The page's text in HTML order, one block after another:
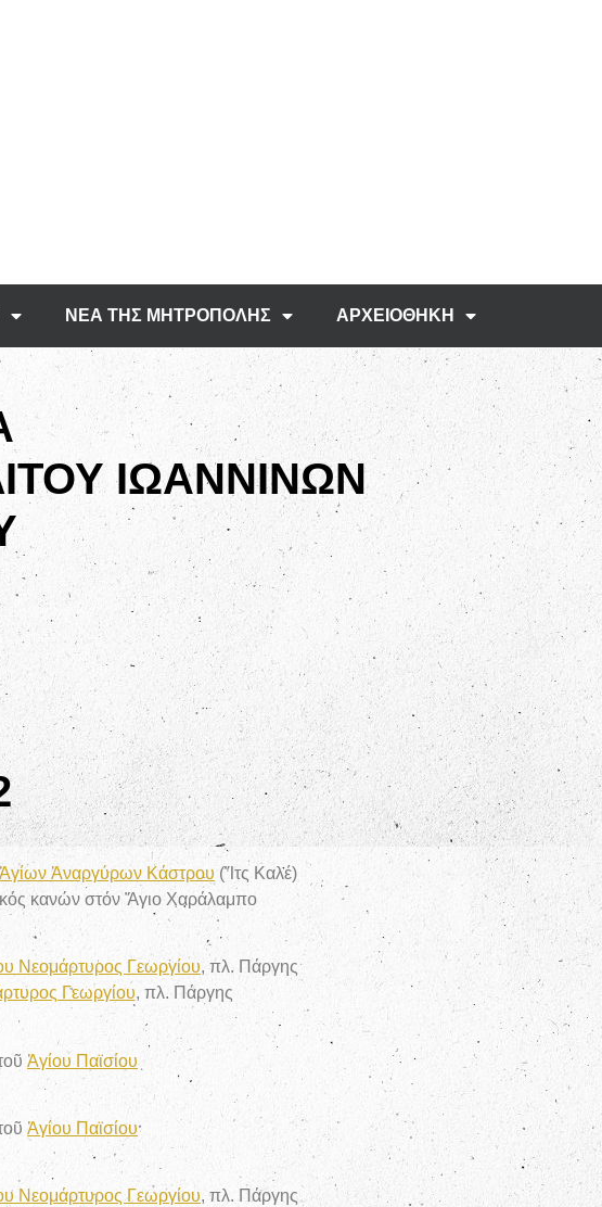
ΝΕΑ ΤΗΣ ΜΗΤΡΟΠΟΛΗΣ ΑΡΧΕΙΟΘΗΚΗ
ΙΩΑΝΝΙΝΩΝ
Ἁγίων Ἀναργύρων Κάστρου (Ἴτς Καλέ)
κανών στόν Ἅγιο Χαράλαμπο
Νεομάρτυρος Γεωργίου, πλ. Πάργης
Γεωργίου, πλ. Πάργης
Ἁγίου Παϊσίου
Ἁγίου Παϊσίου
Νεομάρτυρος Γεωργίου, πλ. Πάργης